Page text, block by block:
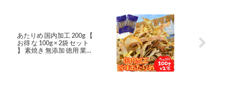
あたりめ 国内加工 200g 【
お得 な 100g × 2袋 セット
】 素焼き 無添加 徳用 業務